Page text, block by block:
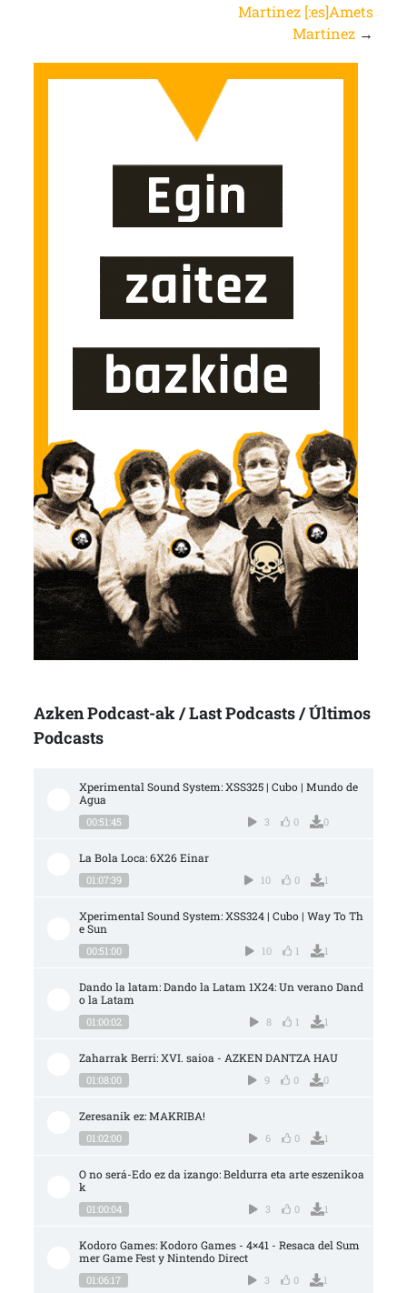
Martinez [:es]Amets
Martinez →
Azken Podcast-ak / Last Podcasts / Últimos
Podcasts
Xperimental Sound System: XSS325 | Cubo | Mundo de
Agua
00:51:45 3 0 0
La Bola Loca: 6X26 Einar
01:07:39 10 0 1
Xperimental Sound System: XSS324 | Cubo | Way To Th
e Sun
00:51:00 10 1 1
Dando la latam: Dando la Latam 1X24: Un verano Dand
o la Latam
01:00:02 8 1 1
Zaharrak Berri: XVI. saioa - AZKEN DANTZA HAU
01:08:00 9 0 0
Zeresanik ez: MAKRIBA!
01:02:00 6 0 1
O no será-Edo ez da izango: Beldurra eta arte eszenikoa
k
01:00:04 3 0 1
Kodoro Games: Kodoro Games - 4×41 - Resaca del Sum
mer Game Fest y Nintendo Direct
01:06:17 3 0 1